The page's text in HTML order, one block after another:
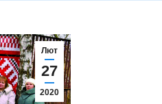
Лют
27
2020